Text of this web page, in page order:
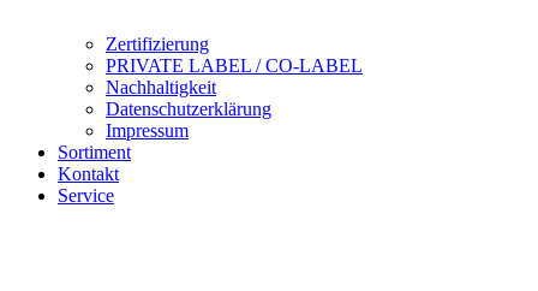
Zertifizierung
PRIVATE LABEL / CO-LABEL
Nachhaltigkeit
Datenschutzerklärung
Impressum
Sortiment
Kontakt
Service